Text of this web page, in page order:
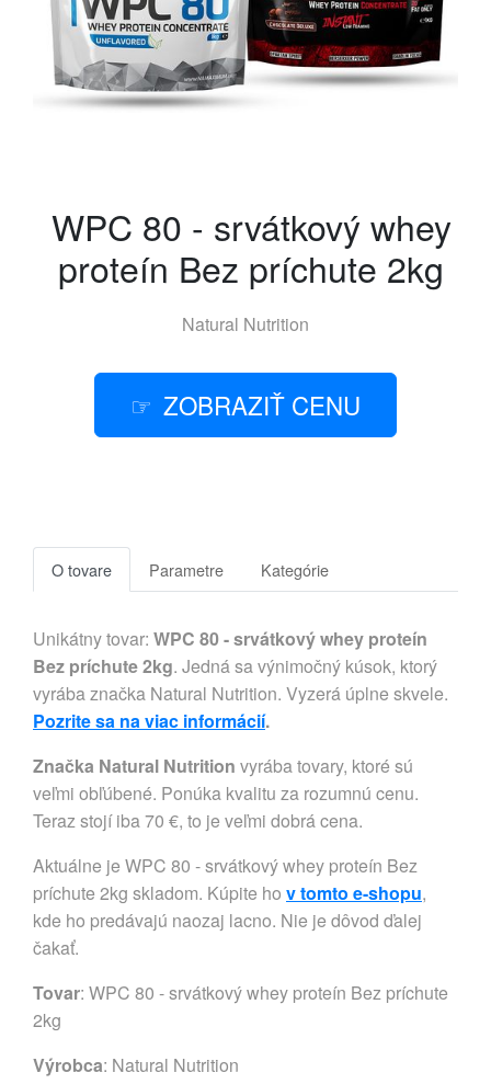
WPC 80 - srvátkový whey
proteín Bez príchute 2kg
Natural Nutrition
ZOBRAZIŤ CENU
O tovare Parametre Kategórie
Unikátny tovar: WPC 80 - srvátkový whey proteín
Bez príchute 2kg. Jedná sa výnimočný kúsok, ktorý
vyrába značka Natural Nutrition. Vyzerá úplne skvele.
Pozrite sa na viac informácií.
Značka Natural Nutrition vyrába tovary, ktoré sú
veľmi obľúbené. Ponúka kvalitu za rozumnú cenu.
Teraz stojí iba 70 €, to je veľmi dobrá cena.
Aktuálne je WPC 80 - srvátkový whey proteín Bez
príchute 2kg skladom. Kúpite ho v tomto e-shopu,
kde ho predávajú naozaj lacno. Nie je dôvod ďalej
čakať.
Tovar: WPC 80 - srvátkový whey proteín Bez príchute
2kg
Výrobca: Natural Nutrition